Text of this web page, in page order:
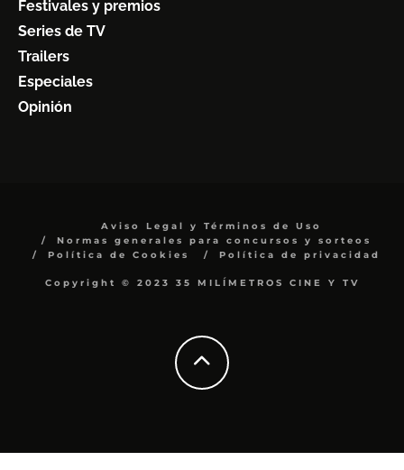
Festivales y premios
Series de TV
Trailers
Especiales
Opinión
Aviso Legal y Términos de Uso
Normas generales para concursos y sorteos
Política de Cookies
Política de privacidad
Copyright © 2023 35 MILÍMETROS CINE Y TV